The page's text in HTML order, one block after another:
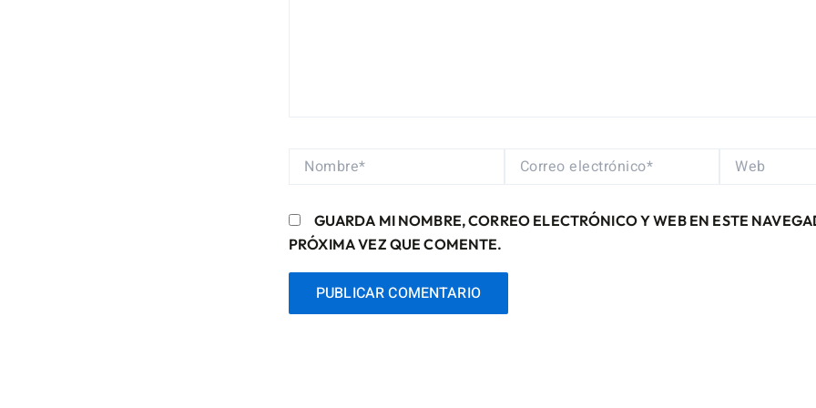
NOMBRE*
CORREO
WEB
GUARDA MI NOMBRE, CORREO ELECTRÓNICO Y WEB EN ESTE
PRÓXIMA VEZ QUE COMENTE.